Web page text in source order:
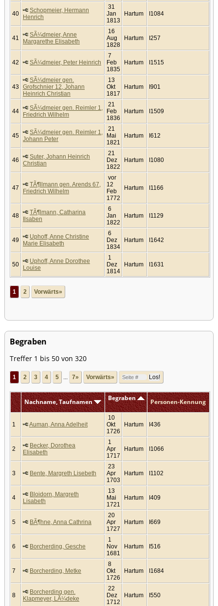
40
Schopmeier, Hermann
Henrich
31
Jan
1813
Hartum I1084
41
SÃ¼dmeier, Anne
Margarethe Elisabeth
16
Aug
1828
Hartum I257
42 SÃ¼dmeier, Peter Heinrich
7
Feb
1835
Hartum I1515
43
SÃ¼dmeier gen.
Grofschnier 12, Johann
Heinrich Christian
13
Okt
1817
Hartum I901
44
SÃ¼dmeier gen. Reimler 1,
Friedrich Wilhelm
21
Feb
1836
Hartum I1509
45
SÃ¼dmeier gen. Reimler 1,
Johann Peter
21
Mai
1821
Hartum I612
46
Suter, Johann Heinrich
Christian
21
Dez
1822
Hartum I1080
47
TÃ¶llmann gen. Arends 67,
Friedrich Wilhelm
vor
12
Feb
1772
Hartum I1166
48
TÃ¶lmann, Catharina
Ilsaben
6
Jan
1822
Hartum I1129
49
Uphoff, Anne Christine
Marie Elisabeth
6
Dez
1834
Hartum I1642
50
Uphoff, Anne Dorothee
Louise
1
Dez
1814
Hartum I1631
1 2 Vorwärts»
Begraben
Treffer 1 bis 50 von 320
1 2 3 4 5 ... 7» Vorwärts»
Nachname, Taufnamen Begraben Personen-Kennung
1 Auman, Anna Adelheit
10
Okt
1726
Hartum I436
2
Becker, Dorothea
Elisabeth
1
Apr
1717
Hartum I1066
3 Bente, Margreth Lisebeth
23
Apr
1703
Hartum I1102
4
Bloidorn, Margreth
Lisabeth
13
Mai
1721
Hartum I409
5 BÃ¶hne, Anna Cathrina
20
Apr
1727
Hartum I669
6 Borcherding, Gesche
1
Nov
1681
Hartum I516
7 Borcherding, Metke
8
Okt
1726
Hartum I1684
8
Borcherding gen.
Klapmeyer, LÃ¼deke
22
Dez
1712
Hartum I550